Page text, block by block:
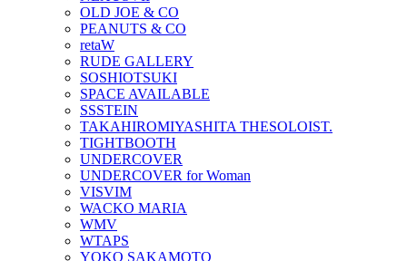
OLD JOE & CO
PEANUTS & CO
retaW
RUDE GALLERY
SOSHIOTSUKI
SPACE AVAILABLE
SSSTEIN
TAKAHIROMIYASHITA THESOLOIST.
TIGHTBOOTH
UNDERCOVER
UNDERCOVER for Woman
VISVIM
WACKO MARIA
WMV
WTAPS
YOKO SAKAMOTO